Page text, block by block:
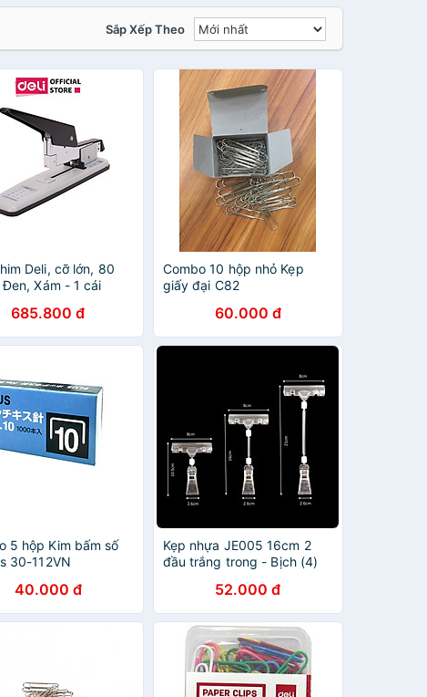
Sắp Xếp Theo
Deli, cỡ lớn, 80
Xám - 1 cái
685.800 đ
Combo 10 hộp nhỏ Kẹp
giấy đại C82
60.000 đ
5 hộp Kim bấm số
30-112VN
40.000 đ
Kẹp nhựa JE005 16cm 2
đầu trắng trong - Bịch (4)
52.000 đ